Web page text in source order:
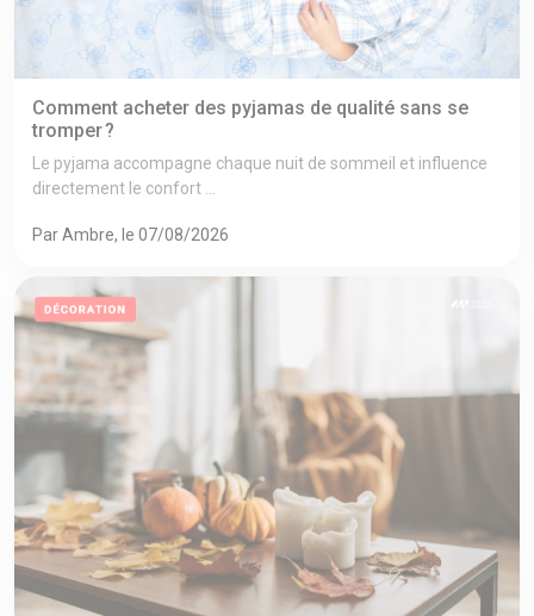
Comment acheter des pyjamas de qualité sans se
tromper ?
Le pyjama accompagne chaque nuit de sommeil et influence
directement le confort ...
Par Ambre, le 07/08/2026